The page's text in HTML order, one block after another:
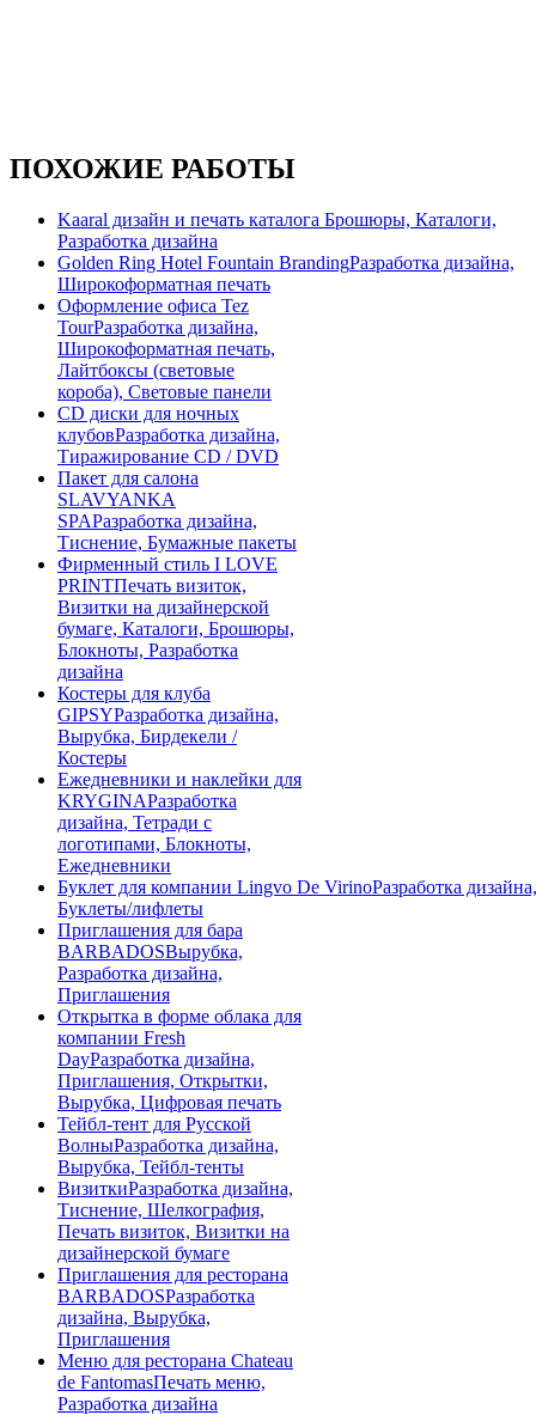
ПОХОЖИЕ РАБОТЫ
Kaaral дизайн и печать каталога Брошюры, Каталоги,
Разработка дизайна
Golden Ring Hotel Fountain BrandingРазработка дизайна,
Широкоформатная печать
Оформление офиса Tez
TourРазработка дизайна,
Широкоформатная печать,
Лайтбоксы (световые
короба), Световые панели
CD диски для ночных
клубовРазработка дизайна,
Тиражирование CD / DVD
Пакет для салона
SLAVYANKA
SPAРазработка дизайна,
Тиснение, Бумажные пакеты
Фирменный стиль I LOVE
PRINTПечать визиток,
Визитки на дизайнерской
бумаге, Каталоги, Брошюры,
Блокноты, Разработка
дизайна
Костеры для клуба
GIPSYРазработка дизайна,
Вырубка, Бирдекели /
Костеры
Ежедневники и наклейки для
KRYGINAРазработка
дизайна, Тетради с
логотипами, Блокноты,
Ежедневники
Буклет для компании Lingvo De VirinoРазработка дизайна,
Буклеты/лифлеты
Приглашения для бара
BARBADOSВырубка,
Разработка дизайна,
Приглашения
Открытка в форме облака для
компании Fresh
DayРазработка дизайна,
Приглашения, Открытки,
Вырубка, Цифровая печать
Тейбл-тент для Русской
ВолныРазработка дизайна,
Вырубка, Тейбл-тенты
ВизиткиРазработка дизайна,
Тиснение, Шелкография,
Печать визиток, Визитки на
дизайнерской бумаге
Приглашения для ресторана
BARBADOSРазработка
дизайна, Вырубка,
Приглашения
Меню для ресторана Chateau
de FantomasПечать меню,
Разработка дизайна